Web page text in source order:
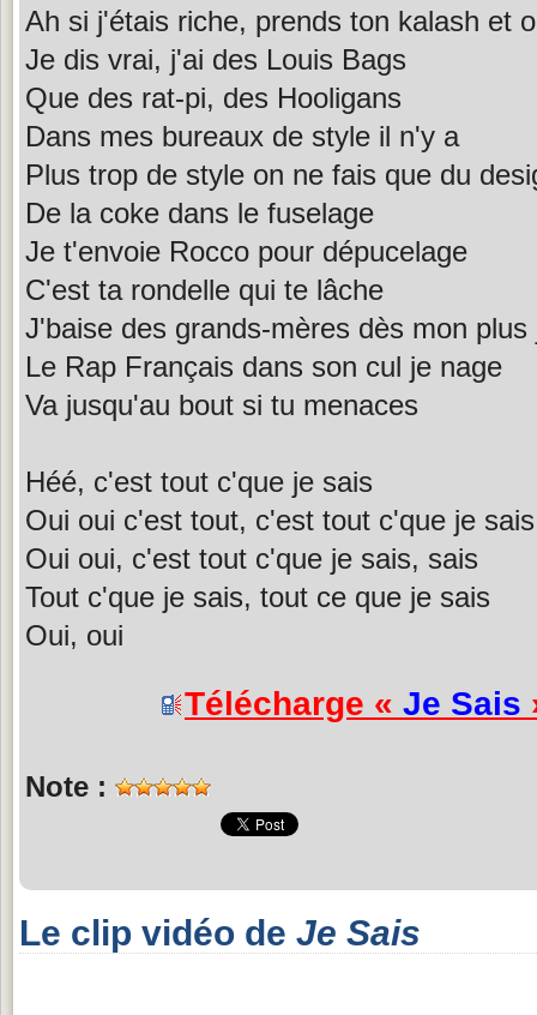
Ah si j'étais riche, prends ton kalash et
Je dis vrai, j'ai des Louis Bags
Que des rat-pi, des Hooligans
Dans mes bureaux de style il n'y a
Plus trop de style on ne fais que du
De la coke dans le fuselage
Je t'envoie Rocco pour dépucelage
C'est ta rondelle qui te lâche
J'baise des grands-mères dès mon plus
Le Rap Français dans son cul je nage
Va jusqu'au bout si tu menaces
Héé, c'est tout c'que je sais
Oui oui c'est tout, c'est tout c'que je sais
Oui oui, c'est tout c'que je sais, sais
Tout c'que je sais, tout ce que je sais
Oui, oui
Télécharge « Je Sais
Note :
Le clip vidéo de Je Sais